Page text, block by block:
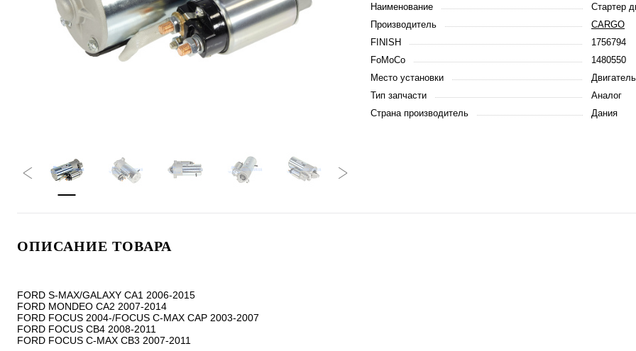
Наименование
Стартер
Производитель
CARGO
FINISH
1756794
FoMoCo
1480550
Место установки
Двигатель
Тип запчасти
Аналог
Страна производитель
Дания
ОПИСАНИЕ ТОВАРА
FORD S-MAX/GALAXY CA1 2006-2015
FORD MONDEO CA2 2007-2014
FORD FOCUS 2004-/FOCUS C-MAX CAP 2003-2007
FORD FOCUS CB4 2008-2011
FORD FOCUS C-MAX CB3 2007-2011